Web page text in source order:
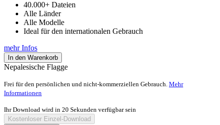
40.000+ Dateien
Alle Länder
Alle Modelle
Ideal für den internationalen Gebrauch
mehr Infos
In den Warenkorb
Nepalesische Flagge
Frei für den persönlichen und nicht-kommerziellen Gebrauch. Mehr
Informationen
Ihr Download wird in 20 Sekunden verfügbar sein
Kostenloser Einzel-Download